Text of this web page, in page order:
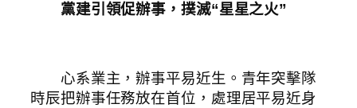
黨建引領促辦事，撲滅“星星之火”
心系業主，辦事平易近生。青年突擊隊
時辰把辦事任務放在首位，處理居平易近身